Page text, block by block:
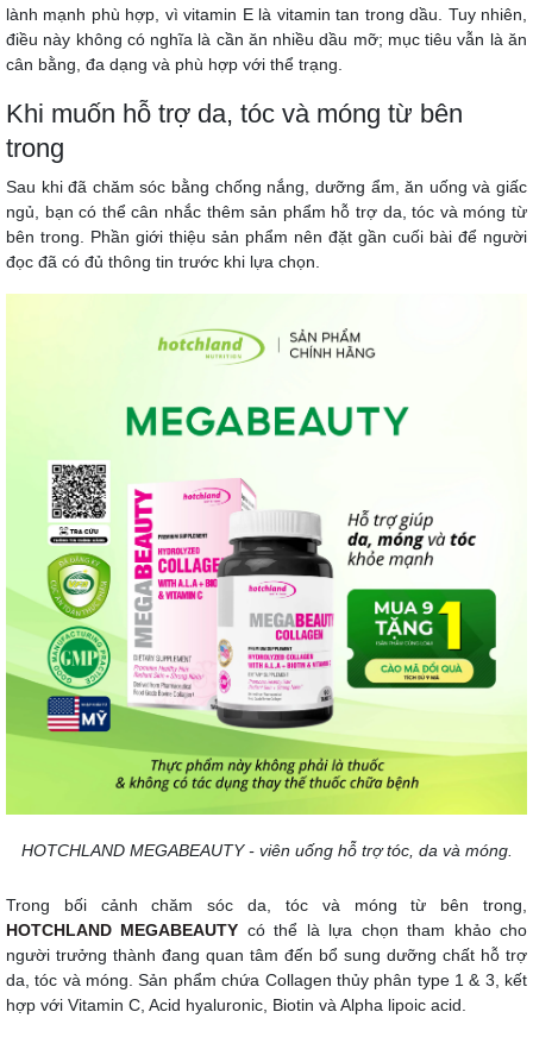
lành mạnh phù hợp, vì vitamin E là vitamin tan trong dầu. Tuy nhiên,
điều này không có nghĩa là cần ăn nhiều dầu mỡ; mục tiêu vẫn là ăn
cân bằng, đa dạng và phù hợp với thể trạng.
Khi muốn hỗ trợ da, tóc và móng từ bên
trong
Sau khi đã chăm sóc bằng chống nắng, dưỡng ẩm, ăn uống và giấc
ngủ, bạn có thể cân nhắc thêm sản phẩm hỗ trợ da, tóc và móng từ
bên trong. Phần giới thiệu sản phẩm nên đặt gần cuối bài để người
đọc đã có đủ thông tin trước khi lựa chọn.
HOTCHLAND MEGABEAUTY - viên uống hỗ trợ tóc, da và móng.
Trong bối cảnh chăm sóc da, tóc và móng từ bên trong,
HOTCHLAND MEGABEAUTY có thể là lựa chọn tham khảo cho
người trưởng thành đang quan tâm đến bổ sung dưỡng chất hỗ trợ
da, tóc và móng. Sản phẩm chứa Collagen thủy phân type 1 & 3, kết
hợp với Vitamin C, Acid hyaluronic, Biotin và Alpha lipoic acid.